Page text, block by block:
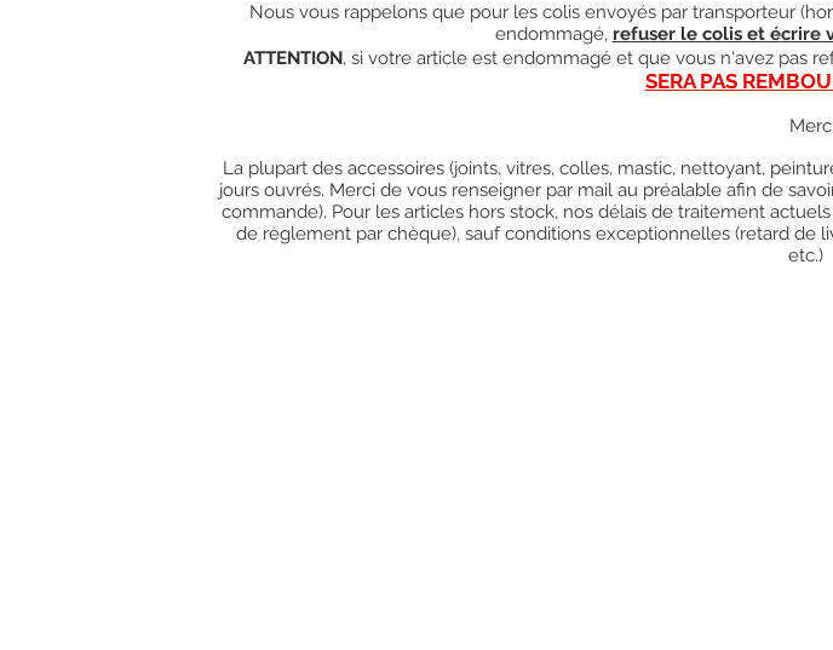
Nous vous rappelons que pour les colis envoyés par transporteur
endommagé, refuser le colis et écrire
ATTENTION, si votre article est endommagé et que vous n'avez pas
SERA PAS
La plupart des accessoires (joints, vitres, colles, mastic, nettoyant,
jours ouvrés. Merci de vous renseigner par mail au préalable afin de
commande). Pour les articles hors stock, nos délais de traitement
de règlement par chèque), sauf conditions exceptionnelles (retard de
etc.)